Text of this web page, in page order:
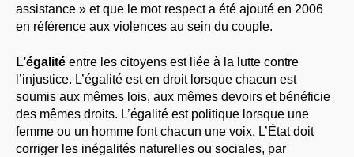
assistance » et que le mot respect a été ajouté en 2006
en référence aux violences au sein du couple.
L’égalité entre les citoyens est liée à la lutte contre
l’injustice. L’égalité est en droit lorsque chacun est
soumis aux mêmes lois, aux mêmes devoirs et bénéficie
des mêmes droits. L’égalité est politique lorsque une
femme ou un homme font chacun une voix. L’État doit
corriger les inégalités naturelles ou sociales, par